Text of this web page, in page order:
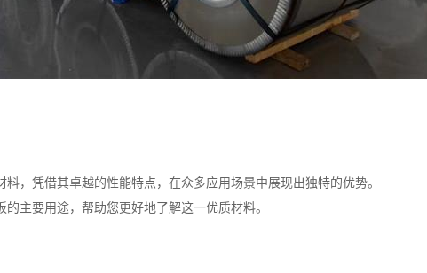
，凭借其卓越的性能特点，在众多应用场景中展现出独特的优势。
主要用途，帮助您更好地了解这一优质材料。